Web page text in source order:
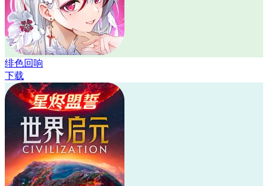
绯色回响
下载